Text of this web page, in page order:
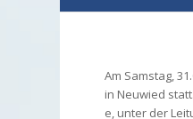
Am Samstag,
in Neuwied
e, unter der